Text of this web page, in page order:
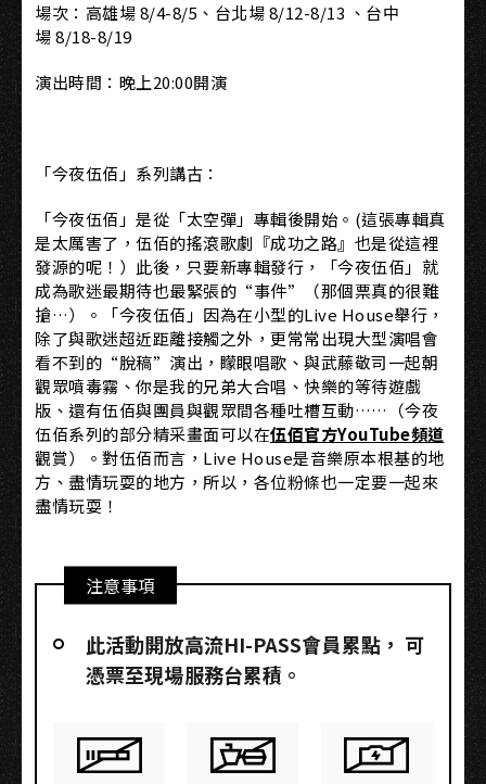
場次：高雄場 8/4-8/5、台北場 8/12-8/13 、台中
場 8/18-8/19
演出時間：晚上20:00開演
「今夜伍佰」系列講古：
「今夜伍佰」是從「太空彈」專輯後開始。(這張專輯真
是太厲害了，伍佰的搖滾歌劇『成功之路』也是從這裡
發源的呢！）此後，只要新專輯發行，「今夜伍佰」就
成為歌迷最期待也最緊張的“事件”（那個票真的很難
搶…）。「今夜伍佰」因為在小型的Live House舉行，
除了與歌迷超近距離接觸之外，更常常出現大型演唱會
看不到的“脫稿”演出，矇眼唱歌、與武藤敬司一起朝
觀眾噴毒霧、你是我的兄弟大合唱、快樂的等待遊戲
版、還有伍佰與團員與觀眾間各種吐槽互動……（今夜
伍佰系列的部分精采畫面可以在伍佰官方YouTube頻道
觀賞）。對伍佰而言，Live House是音樂原本根基的地
方、盡情玩耍的地方，所以，各位粉條也一定要一起來
盡情玩耍！
注意事項
此活動開放高流HI-PASS會員累點，​ 可
憑票至現場服務台累積。